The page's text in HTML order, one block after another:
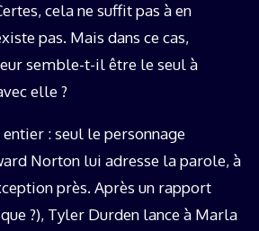
cela ne suffit pas à en
pas. Mais dans ce cas,
semble-t-il être le seul à
elle ?
: seul le personnage
Norton lui adresse la parole, à
près. Après un rapport
?), Tyler Durden lance à Marla